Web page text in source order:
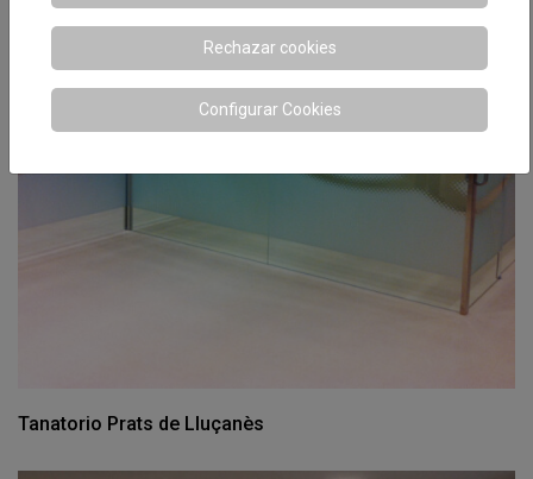
Tanatorio Prats de Lluçanès
Rechazar cookies
Configurar Cookies